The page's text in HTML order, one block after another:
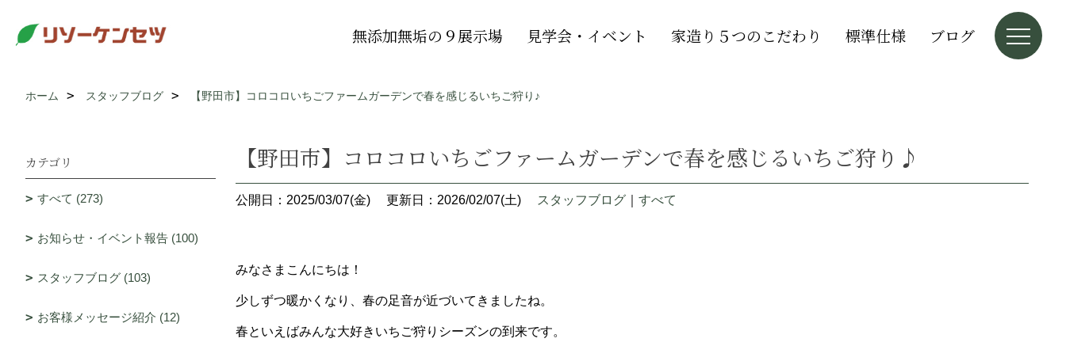
無添加無垢の９展示場 見学会・イベント 家造り５つのこだわり 標準仕様 ブログ
ホーム スタッフブログ 【野田市】コロコロいちごファームガーデンで春を感じるいちご狩り♪
【野田市】コロコロいちごファームガーデンで春を感じるいちご狩り♪
公開日：2025/03/07(金) 更新日：2026/02/07(土) スタッフブログ すべて
みなさまこんにちは！
少しずつ暖かくなり、春の足音が近づいてきましたね。
春といえばみんな大好きいちご狩りシーズンの到来です。
カテゴリ
すべて (273)
お知らせ・イベント報告 (100)
スタッフブログ (103)
お客様メッセージ紹介 (12)